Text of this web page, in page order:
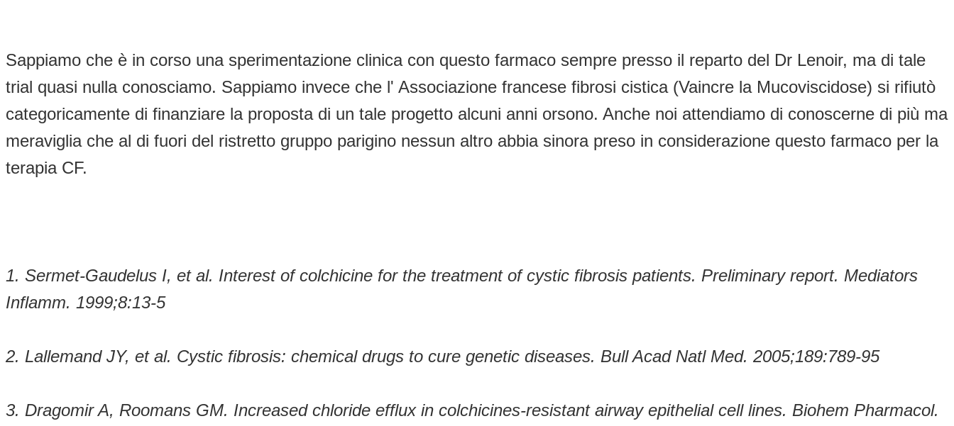
Sappiamo che è in corso una sperimentazione clinica con questo farmaco sempre presso il reparto del Dr Lenoir, ma di tale
trial quasi nulla conosciamo. Sappiamo invece che l' Associazione francese fibrosi cistica (Vaincre la Mucoviscidose) si rifiutò
categoricamente di finanziare la proposta di un tale progetto alcuni anni orsono. Anche noi attendiamo di conoscerne di più ma
meraviglia che al di fuori del ristretto gruppo parigino nessun altro abbia sinora preso in considerazione questo farmaco per la
terapia CF.
1. Sermet-Gaudelus I, et al. Interest of colchicine for the treatment of cystic fibrosis patients. Preliminary report. Mediators
Inflamm. 1999;8:13-5
2. Lallemand JY, et al. Cystic fibrosis: chemical drugs to cure genetic diseases. Bull Acad Natl Med. 2005;189:789-95
3. Dragomir A, Roomans GM. Increased chloride efflux in colchicines-resistant airway epithelial cell lines. Biohem Pharmacol.